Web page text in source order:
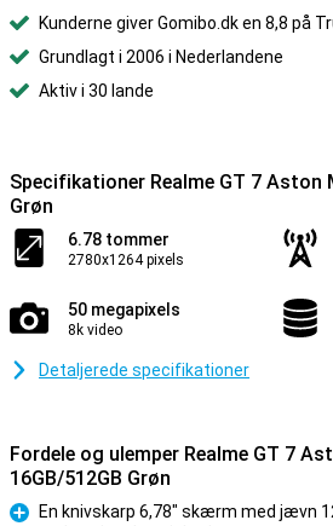
Kunderne giver Gomibo.dk en 8,8 på
Grundlagt i 2006 i Nederlandene
Aktiv i 30 lande
Specifikationer Realme GT 7 Aston
Grøn
6.78 tommer
2780x1264 pixels
50 megapixels
8k video
Detaljerede specifikationer
Fordele og ulemper Realme GT 7
16GB/512GB Grøn
En knivskarp 6,78" skærm med jævn